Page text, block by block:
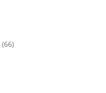
(66)